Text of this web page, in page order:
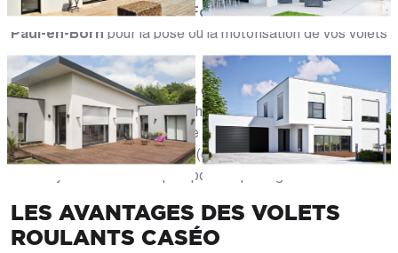
commeBias,Pontonx-les-Forges, ou encoreSaint-
Paul-en-Born pour la pose ou la motorisation de vos volets
existants.
Nos modèles sont disponibles enaluminium ou PVC, pour
s'adapter aux contraintes esthétiques et thermiques de
votre façade. Ils peuvent être intégrés à la maçonnerie
(coffre tunnel), en rénovation (coffre extérieur), ou couplés
à des systèmes domotiques pour un pilotage à distance.
LES AVANTAGES DES VOLETS
ROULANTS CASÉO